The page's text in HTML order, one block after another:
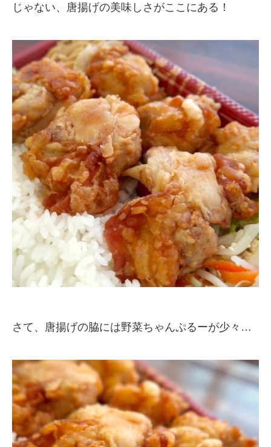
じゃない、唐揚げの美味しさがここにある！
さて、唐揚げの脇には野菜ちゃんぷるーが少々…